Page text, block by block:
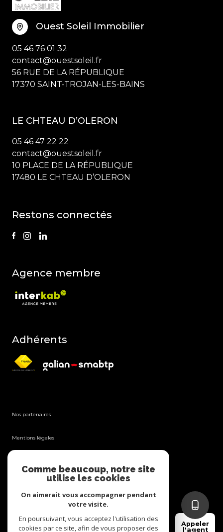
Appeler
l'agent
Ouest Soleil Immobilier
05 46 76 01 32
contact@ouestsoleil.fr
56 RUE DE LA RÉPUBLIQUE
17370 SAINT-TROJAN-LES-BAINS
LE CHTEAU D’OLERON
05 46 47 22 22
contact@ouestsoleil.fr
10 PLACE DE LA RÉPUBLIQUE
17480 LE CHTEAU D’OLERON
Restons connectés
Agence membre
Adhérents
Nos partenaires
Mentions légales
Comme beaucoup, notre site
utilise les cookies
On aimerait vous accompagner pendant
votre visite.
En poursuivant, vous acceptez l'utilisation des
cookies par ce site, afin de vous proposer des